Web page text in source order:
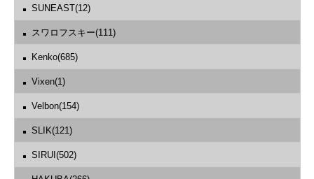
SUNEAST(12)
スワロフスキー(111)
Kenko(685)
Vixen(1)
Velbon(154)
SLIK(121)
SIRUI(502)